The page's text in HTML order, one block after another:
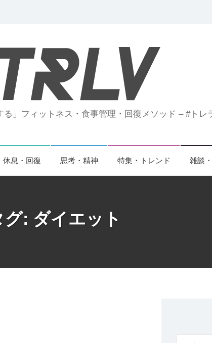
る」フィットネス・食事管理・回復メソッド – #トレ
休息・回復 思考・精神 特集・トレンド 雑談
グ: ダイエット